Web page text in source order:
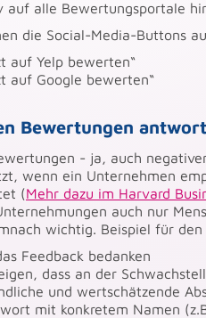
auf alle Bewertungsportale
die Social-Media-Buttons
auf Yelp bewerten“
auf Google bewerten“
Bewertungen
- ja, auch
wenn ein Unternehmen
(Mehr dazu im Harvard
auch nur
wichtig. Beispiel für
Feedback bedanken
dass an der
und wertschätzende
mit konkretem Namen